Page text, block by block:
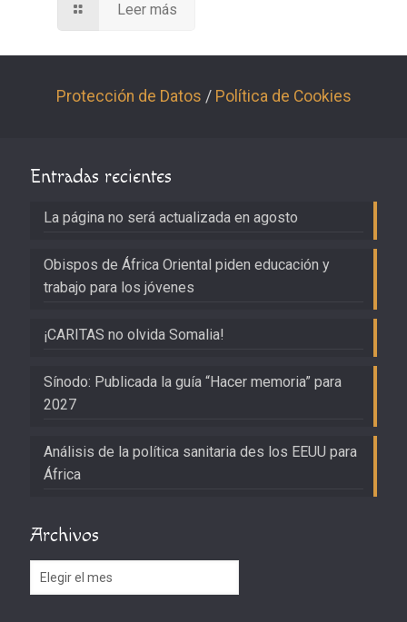
Leer más
Protección de Datos / Política de Cookies
Entradas recientes
La página no será actualizada en agosto
Obispos de África Oriental piden educación y
trabajo para los jóvenes
¡CARITAS no olvida Somalia!
Sínodo: Publicada la guía “Hacer memoria” para
2027
Análisis de la política sanitaria des los EEUU para
África
Archivos
Archivos